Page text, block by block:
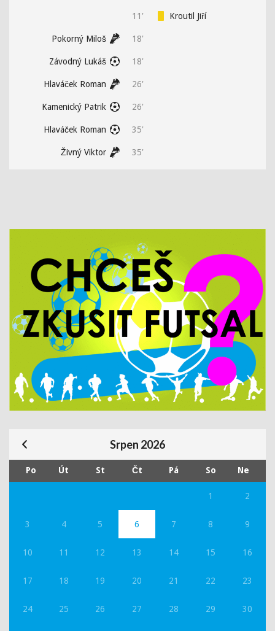
11' Kroutil Jiří
Pokorný Miloš 18'
Závodný Lukáš 18'
Hlaváček Roman 26'
Kamenický Patrik 26'
Hlaváček Roman 35'
Živný Viktor 35'
Srpen 2026
Po Út St Čt Pá So Ne
1 2
3 4 5 6 7 8 9
10 11 12 13 14 15 16
17 18 19 20 21 22 23
24 25 26 27 28 29 30